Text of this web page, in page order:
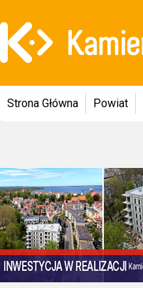
Strona Główna Powiat